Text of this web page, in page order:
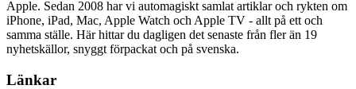
Apple. Sedan 2008 har vi automagiskt samlat artiklar och rykten om
iPhone, iPad, Mac, Apple Watch och Apple TV - allt på ett och
samma ställe. Här hittar du dagligen det senaste från fler än 19
nyhetskällor, snyggt förpackat och på svenska.
Länkar